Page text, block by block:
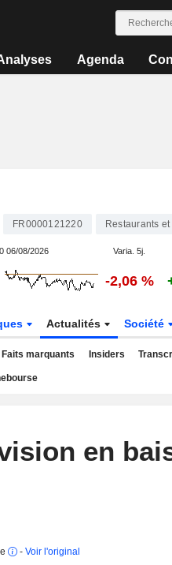
Agenda
FR0000121220 Restaurants et
06/08/2026 Varia. 5j.
-2,06 %
Actualités Société
Faits marquants Insiders
en
- Voir l'original